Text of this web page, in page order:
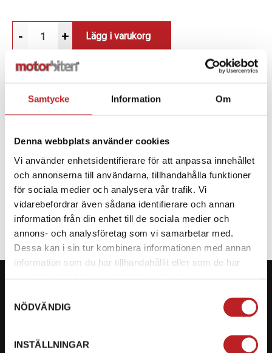
Samtycke Information Om
Denna webbplats använder cookies
Vi använder enhetsidentifierare för att anpassa innehållet
och annonserna till användarna, tillhandahålla funktioner
för sociala medier och analysera vår trafik. Vi
vidarebefordrar även sådana identifierare och annan
information från din enhet till de sociala medier och
annons- och analysföretag som vi samarbetar med.
Dessa kan i sin tur kombinera informationen med annan
information som du har tillhandahållit eller som de har
NÖDVÄNDIG
INSTÄLLNINGAR
- + Lägg i varukorg
Reservdel till CF Moto
SPECIFIKATION
Ångra mitt köp